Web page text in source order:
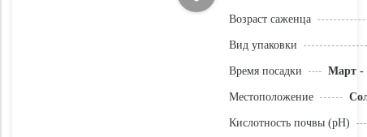
Возраст саженца
Вид упаковки
Время посадки Март -
Местоположение
Кислотность почвы (pH)